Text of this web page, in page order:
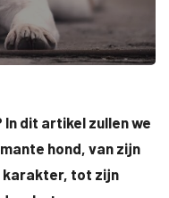
In dit artikel zullen we
hond, van zijn
karakter, tot zijn